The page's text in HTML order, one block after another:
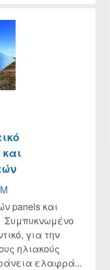
panels και
Συμπυκνωμένο
για την
ηλιακούς
ελαφρά...